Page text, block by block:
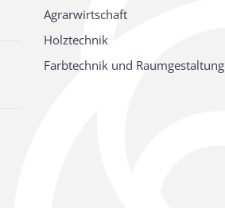
Agrarwirtschaft
Holztechnik
Farbtechnik und Raumgestaltung